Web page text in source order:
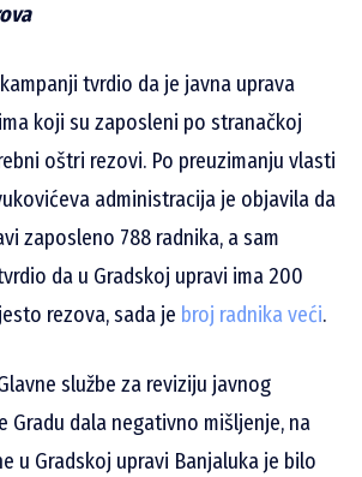
tvrdio da je javna uprava
koji su zaposleni po stranačkoj
oštri rezovi. Po preuzimanju vlasti
administracija je objavila da
zaposleno 788 radnika, a sam
da u Gradskoj upravi ima 200
rezova, sada je broj radnika veći.
službe za reviziju javnog
Gradu dala negativno mišljenje, na
u Gradskoj upravi Banjaluka je bilo